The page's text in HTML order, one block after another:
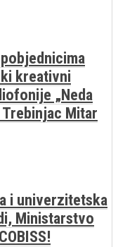
kreativni
„Neda
Mitar
i univerzitetska
Ministarstvo